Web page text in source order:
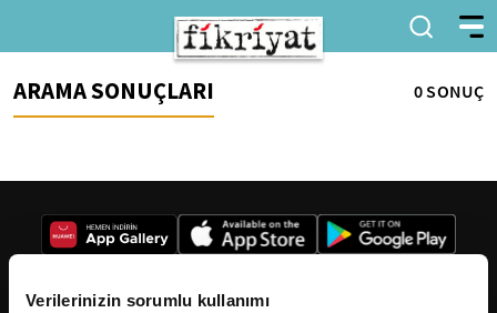
Verilerinizin sorumlu kullanımı
ARAMA SONUÇLARI 0 SONUÇ